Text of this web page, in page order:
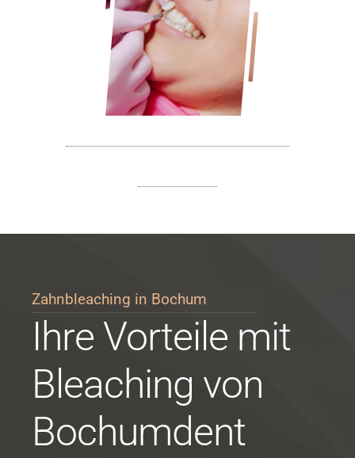
Zahnbleaching in Bochum
Ihre Vorteile mit
Bleaching von
Bochumdent